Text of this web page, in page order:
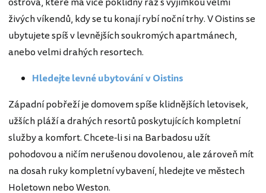
živých víkendů, kdy se tu konají rybí noční trhy. V Oistins se
ubytujete spíš v levnějších soukromých apartmánech,
anebo velmi drahých resortech.
Hledejte levné ubytování v Oistins
Západní pobřeží je domovem spíše klidnějších letovisek,
užších pláží a drahých resortů poskytujících kompletní
služby a komfort. Chcete-li si na Barbadosu užít
pohodovou a ničím nerušenou dovolenou, ale zároveň mít
na dosah ruky kompletní vybavení, hledejte ve městech
Holetown nebo Weston.